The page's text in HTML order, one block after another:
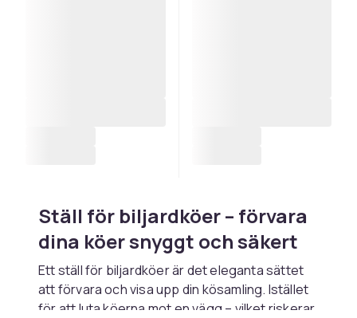
Ställ för biljardköer – förvara
dina köer snyggt och säkert
Ett ställ för biljardköer är det eleganta sättet
att förvara och visa upp din kösamling. Istället
för att luta köerna mot en vägg – vilket riskerar